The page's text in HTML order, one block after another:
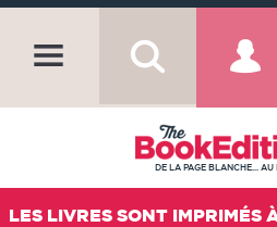
DE LA PAGE BLANCHE... AU
LES LIVRES SONT IMPRIMÉS